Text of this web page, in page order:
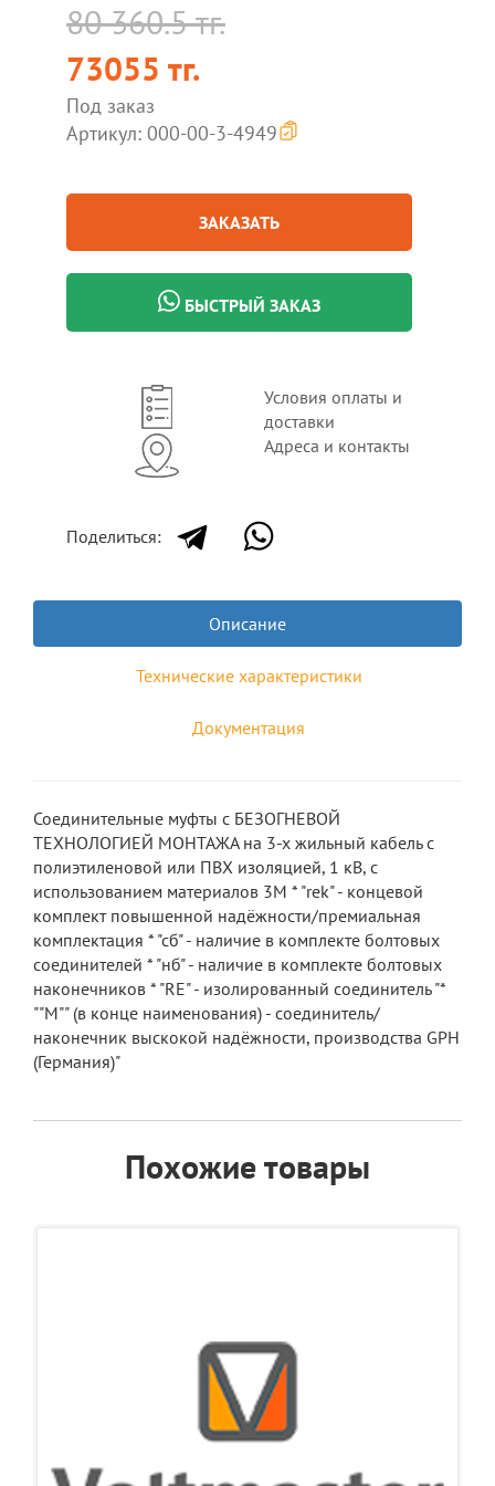
80 360.5 тг.
73055 тг.
Под заказ
Артикул: 000-00-3-4949
ЗАКАЗАТЬ
БЫСТРЫЙ ЗАКАЗ
Условия оплаты и
доставки
Адреса и контакты
Поделиться:
Описание
Технические характеристики
Документация
Соединительные муфты с БЕЗОГНЕВОЙ
ТЕХНОЛОГИЕЙ МОНТАЖА на 3-х жильный кабель с
полиэтиленовой или ПВХ изоляцией, 1 кВ, с
использованием материалов 3М * "rek" - концевой
комплект повышенной надёжности/премиальная
комплектация * "сб" - наличие в комплекте болтовых
соединителей * "нб" - наличие в комплекте болтовых
наконечников * "RE" - изолированный соединитель "*
""М"" (в конце наименования) - соединитель/
наконечник выскокой надёжности, производства GPH
(Германия)"
Похожие товары